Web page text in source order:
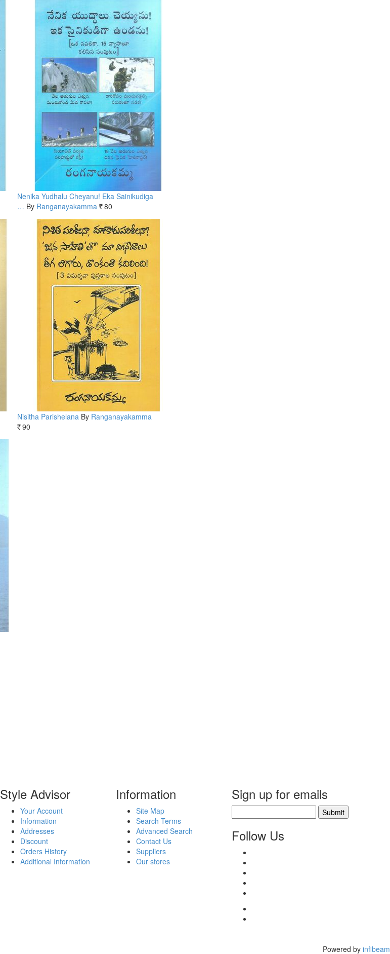
Nenika Yudhalu Cheyanu! Eka Sainikudiga
… By Ranganayakamma Rs. 80
Nisitha Parishelana By Ranganayakamma
Rs. 90
Style Advisor
Your Account
Information
Addresses
Discount
Orders History
Additional Information
Information
Site Map
Search Terms
Advanced Search
Contact Us
Suppliers
Our stores
Sign up for emails
Submit
Follow Us
Powered by infibeam